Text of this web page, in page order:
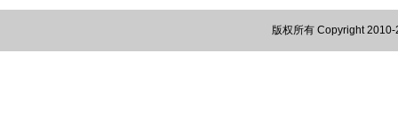
版权所有 Copyright